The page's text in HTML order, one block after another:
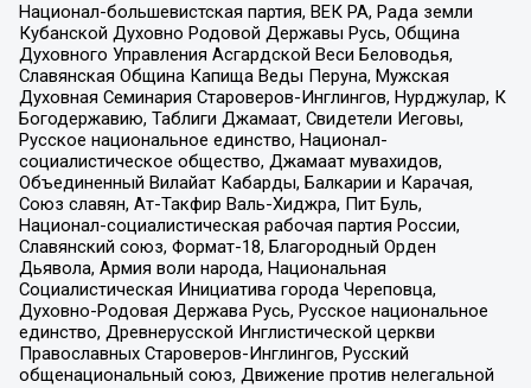
Национал-большевистская партия, ВЕК РА, Рада земли
Кубанской Духовно Родовой Державы Русь, Община
Духовного Управления Асгардской Веси Беловодья,
Славянская Община Капища Веды Перуна, Мужская
Духовная Семинария Староверов-Инглингов, Нурджулар, К
Богодержавию, Таблиги Джамаат, Свидетели Иеговы,
Русское национальное единство, Национал-
социалистическое общество, Джамаат мувахидов,
Объединенный Вилайат Кабарды, Балкарии и Карачая,
Союз славян, Ат-Такфир Валь-Хиджра, Пит Буль,
Национал-социалистическая рабочая партия России,
Славянский союз, Формат-18, Благородный Орден
Дьявола, Армия воли народа, Национальная
Социалистическая Инициатива города Череповца,
Духовно-Родовая Держава Русь, Русское национальное
единство, Древнерусской Инглистической церкви
Православных Староверов-Инглингов, Русский
общенациональный союз, Движение против нелегальной